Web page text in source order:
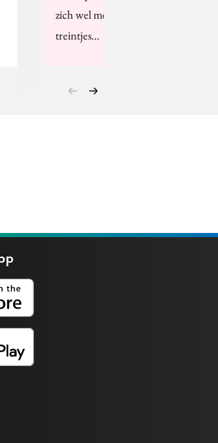
zich wel met de
treintjes…